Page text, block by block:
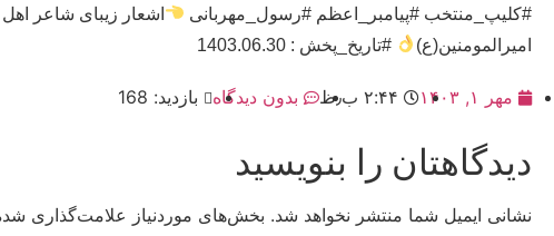
#کلیپ_منتخب #پیامبر_اعظم #رسول_مهربانی
اشعار زیبای شاعر
امیرالمومنین(ع)
#تاریخ_پخش : 1403.06.30
مهر ۱, ۱۴۰۳ ۲:۴۴ ب٫ظ بدون دیدگاه بازدید: 168
دیدگاهتان را بنویسید
نشانی ایمیل شما منتشر نخواهد شد. بخش‌های موردنیاز علامت‌گذاری